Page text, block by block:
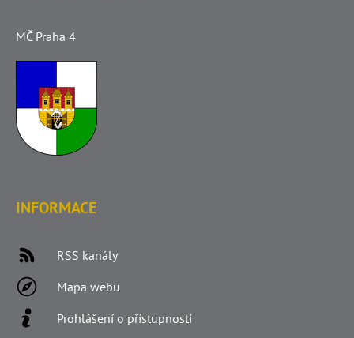
MČ Praha 4
INFORMACE
RSS kanály
Mapa webu
Prohlášení o přístupnosti